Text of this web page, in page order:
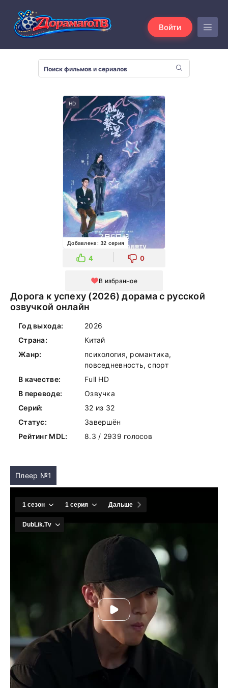
Войти
HD
Добавлена: 32 серия
4 0
В избранное
Дорога к успеху (2026) дорама с русской
озвучкой онлайн
Год выхода:
2026
Страна:
Китай
Жанр:
психология, романтика,
повседневность, спорт
В качестве:
Full HD
В переводе:
Озвучка
Серий:
32 из 32
Статус:
Завершён
Рейтинг MDL:
8.3 / 2939 голосов
Плеер №1